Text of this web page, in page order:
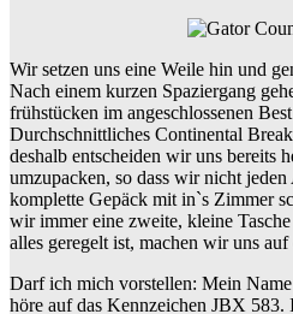
Wir setzen uns eine Weile hin und
Nach einem kurzen Spaziergang
frühstücken im angeschlossenen
Durchschnittliches Continental
deshalb entscheiden wir uns bereits
umzupacken, so dass wir nicht
komplette Gepäck mit in`s Zimmer
wir immer eine zweite, kleine
alles geregelt ist, machen wir uns
Darf ich mich vorstellen: Mein
höre auf das Kennzeichen JBX 583.